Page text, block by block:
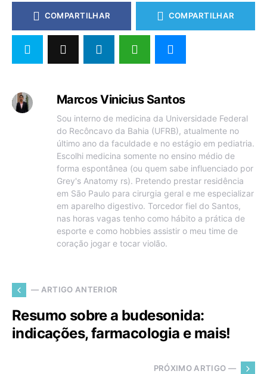
COMPARTILHAR COMPARTILHAR
Marcos Vinicius Santos
Sou interno de medicina da Universidade Federal
do Recôncavo da Bahia (UFRB), atualmente no
último ano da faculdade e no estágio em pediatria.
Escolhi medicina somente no ensino médio de
forma espontânea (ou quem sabe influenciado por
Grey's Anatomy rs). Pretendo prestar residência
em São Paulo para cirurgia geral e me especializar
em aparelho digestivo. Torcedor fiel do Santos,
nas horas vagas tenho como hábito a prática de
esporte e como hobbies assistir o meu time de
coração jogar e tocar violão.
— ARTIGO ANTERIOR
Resumo sobre a budesonida:
indicações, farmacologia e mais!
PRÓXIMO ARTIGO —